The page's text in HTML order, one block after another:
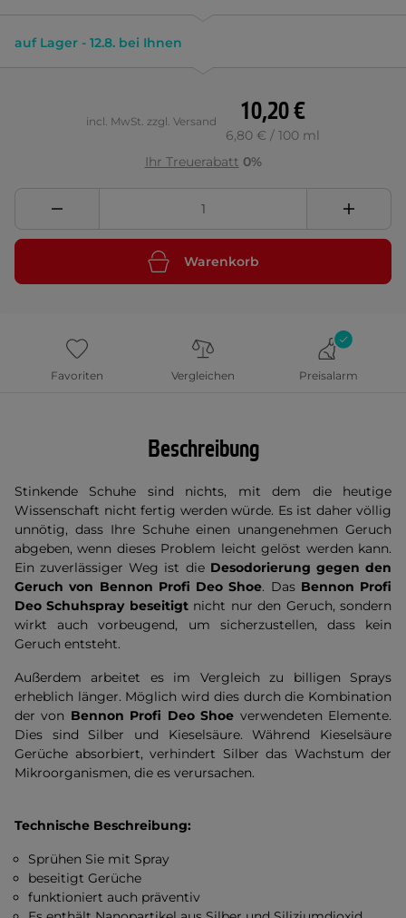
auf Lager - 12.8. bei Ihnen
10,20 €
6,80 € / 100 ml
incl. MwSt. zzgl. Versand
Ihr Treuerabatt 0%
Warenkorb
Favoriten Vergleichen Preisalarm
Beschreibung
Stinkende Schuhe sind nichts, mit dem die heutige
Wissenschaft nicht fertig werden würde. Es ist daher völlig
unnötig, dass Ihre Schuhe einen unangenehmen Geruch
abgeben, wenn dieses Problem leicht gelöst werden kann.
Ein zuverlässiger Weg ist die Desodorierung gegen den
Geruch von Bennon Profi Deo Shoe. Das Bennon Profi
Deo Schuhspray beseitigtnicht nur den Geruch, sondern
wirkt auch vorbeugend, um sicherzustellen, dass kein
Geruch entsteht.
Außerdem arbeitet es im Vergleich zu billigen Sprays
erheblich länger. Möglich wird dies durch die Kombination
der von Bennon Profi Deo Shoe verwendeten Elemente.
Dies sind Silber und Kieselsäure. Während Kieselsäure
Gerüche absorbiert, verhindert Silber das Wachstum der
Mikroorganismen, die es verursachen.
Technische Beschreibung:
Sprühen Sie mit Spray
beseitigt Gerüche
funktioniert auch präventiv